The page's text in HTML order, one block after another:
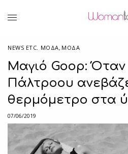
NEWS ETC. ΜΌΔΑ, ΜΟΔΑ
Μαγιό Goop: Όταν
Πάλτροου
θερμόμετρο στα
07/06/2019